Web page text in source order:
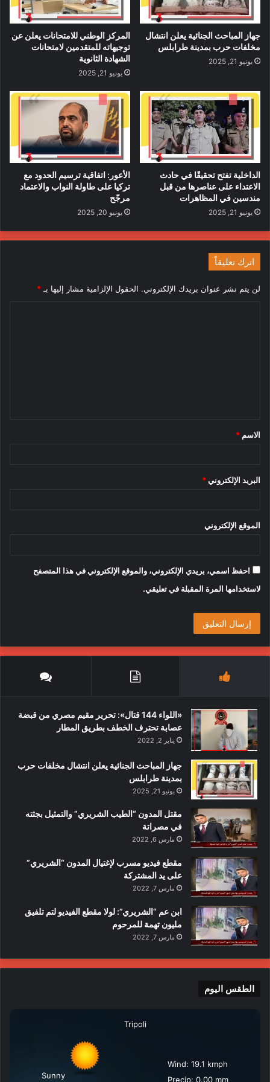
جهاز المباحث الجنائية يعلن انتشال
مخلفات حرب بمدينة طرابلس
يونيو 21, 2025
المركز الوطني للامتحانات يعلن عن
توجيهاته للمتقدمين لامتحانات
الشهادة الثانوية
يونيو 21, 2025
الداخلية تفتح تحقيقًا في حادث
الاعتداء على عناصرها من قبل
مندسين في المظاهرات
يونيو 21, 2025
الأعور: اتفاقية ترسيم الحدود مع
تركيا على طاولة النواب والاعتماد
مرجّح
يونيو 20, 2025
اترك تعليقاً
لن يتم نشر عنوان بريدك الإلكتروني. الحقول الإلزامية مشار إليها بـ *
*
الاسم *
البريد الإلكتروني *
الموقع الإلكتروني
احفظ اسمي، بريدي الإلكتروني، والموقع الإلكتروني في هذا المتصفح
لاستخدامها المرة المقبلة في تعليقي.
«اللواء 144 قتال»: تحرير مقيم مصري من قبضة
عصابة تحترف الخطف بطريق المطار
يناير 2, 2022
جهاز المباحث الجنائية يعلن انتشال مخلفات حرب
بمدينة طرابلس
يونيو 21, 2025
مقتل المدون “الطيب الشريري” والتمثيل بجثته
في مصراتة
مارس 6, 2022
مقطع فيديو مسرب لإغتيال المدون “الشريري”
على يد المشتركة
مارس 7, 2022
ابن عم “الشريري”: لولا مقطع الفيديو لتم تلفيق
مليون تهمة للمرحوم
مارس 7, 2022
الطقس اليوم
Tripoli
Sunny
Wind: 19.1 kmph
Precip: 0.00 mm